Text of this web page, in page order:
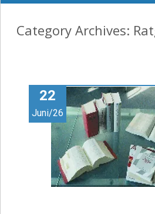
Category Archives:
22
Juni/26